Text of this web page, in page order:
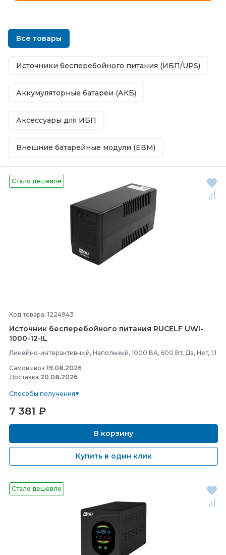
Все товары
Источники бесперебойного питания (ИБП/UPS)
Аккумуляторные батареи (АКБ)
Аксессуары для ИБП
Внешние батарейные модули (ЕВМ)
Стало дешевле
Код товара: 1224943
Источник бесперебойного питания RUCELF UWI-
1000-12-IL
Линейно-интерактивный, Напольный, 1000 ВА, 600 Вт, Да, Нет, 1:1
Самовывоз 19.08.2026
Доставка 20.08.2026
Способы получения
7 381 ₽
В корзину
Купить в один клик
Стало дешевле